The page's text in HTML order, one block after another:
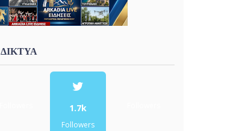
ΔΙΚΤΥΑ
1.7k
Followers